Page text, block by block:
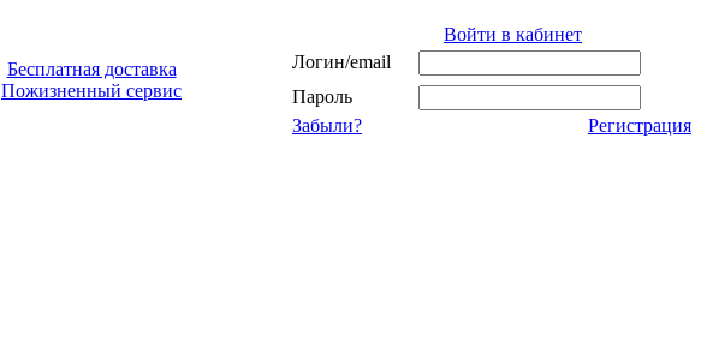
Бесплатная доставка
Пожизненный сервис
Войти в кабинет
Логин/email
Пароль
Забыли?
Регистрация